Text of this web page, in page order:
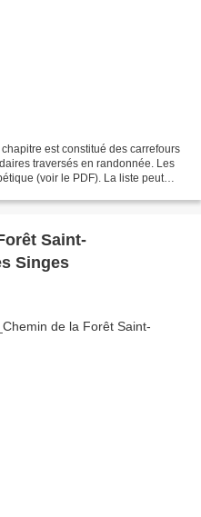
est constitué des carrefours
traversés en randonnée. Les
(voir le PDF). La liste peut
Saint-
Singes